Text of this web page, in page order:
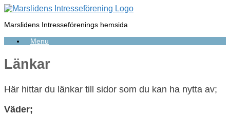
Skip
content
Marslidens Intresseförenings hemsida
Menu
Länkar
Här hittar du länkar till sidor som du kan ha nytta av;
Väder;